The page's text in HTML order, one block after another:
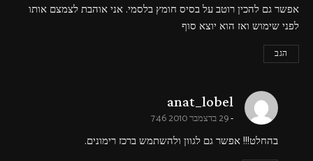
אפשר גם להכין רוטב על בסיס חומץ בלסמי. אני אוהבת לצמצם אותו
לפני שימוש ואז הוא יוצא סוף
הגב
anat_lobel
29 בדצמבר 2010 7:46
בהחלט!!! אפשר גם לגוון ולהשתמש ברכז רימונים.